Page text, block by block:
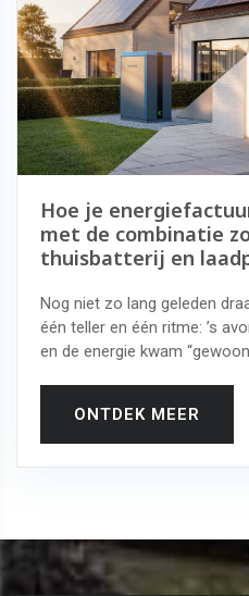
Hoe je
met de combinatie
thuisbatterij en
Nog niet zo lang geleden
één teller en één ritme: ’s
en de energie kwam
ONTDEK MEER